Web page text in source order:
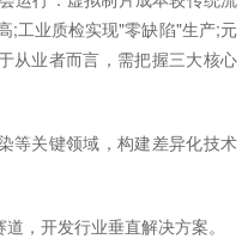
;工业质检实现"零缺陷"生产;元
从业者而言，需把握三大核心
等关键领域，构建差异化技术
，开发行业垂直解决方案。